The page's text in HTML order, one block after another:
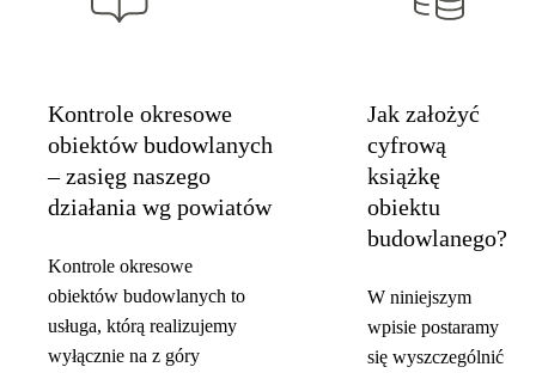
Kontrole okresowe
obiektów budowlanych
– zasięg naszego
działania wg powiatów
Kontrole okresowe
obiektów budowlanych to
usługa, którą realizujemy
wyłącznie na z góry
Jak założyć
cyfrową
książkę
obiektu
budowlanego?
W niniejszym
wpisie postaramy
się wyszczególnić